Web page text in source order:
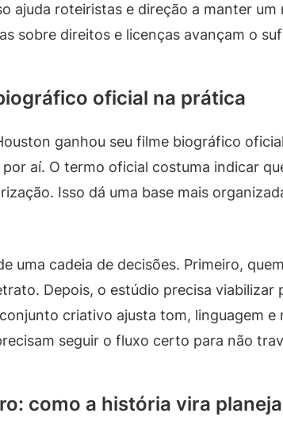
ajuda roteiristas e direção a manter
sobre direitos e licenças avançam o
oficial na prática
ganhou seu filme biográfico
aí. O termo oficial costuma indicar
Isso dá uma base mais
uma cadeia de decisões. Primeiro,
Depois, o estúdio precisa
criativo ajusta tom, linguagem
seguir o fluxo certo para não
como a história vira